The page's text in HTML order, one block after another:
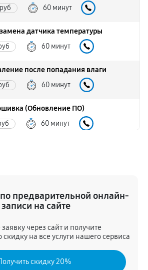
60 минут
датчика температуры
60 минут
после попадания влаги
60 минут
(Обновление ПО)
60 минут
60 минут
Замена модуля Wi-Fi
60 минут
материнской платы
предварительной онлайн-
записи на сайте
заявку через сайт и получите
на все услуги нашего сервиса
скидку 20%